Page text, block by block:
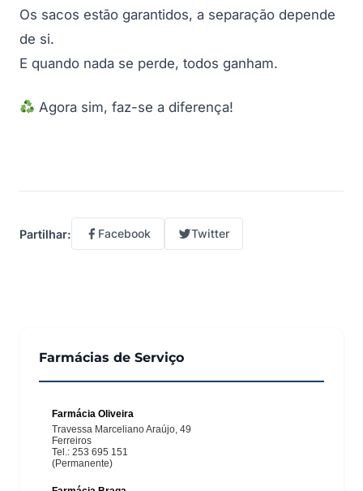
Os sacos estão garantidos, a separação depende
de si.
E quando nada se perde, todos ganham.
Agora sim, faz-se a diferença!
Partilhar: Facebook Twitter
Farmácias de Serviço